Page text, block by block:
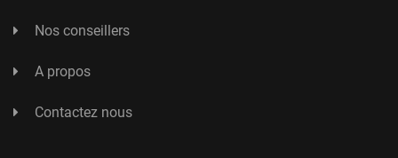
Nos conseillers
A propos
Contactez nous